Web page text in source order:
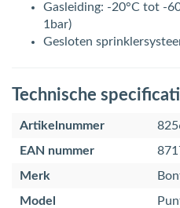
Gasleiding: -20°C tot -
1bar)
Gesloten
Technische
Artikelnummer
EAN nummer
Merk
Model